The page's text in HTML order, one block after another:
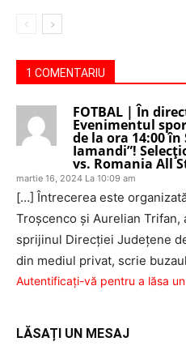
1 COMENTARIU
FOTBAL | În
Evenimentul
de la ora 14:00
Iamandi”!
vs. Romania All
martie 16, 2024 La 10:09 am
[…] Întrecerea este
Troşcenco şi Aurelian Trifan,
sprijinul Direcţiei Judeţene
din mediul privat, scrie
Autentificați-vă pentru a lăsa
LĂSAȚI UN MESAJ